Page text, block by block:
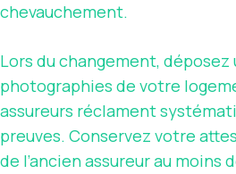
chevauchement.
Lors du changement, déposez
photographies de votre
assureurs réclament
preuves. Conservez votre
de l’ancien assureur au moins